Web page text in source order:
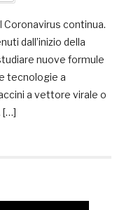
continua.
dall’inizio della
nuove formule
tecnologie a
a vettore virale o
[…]